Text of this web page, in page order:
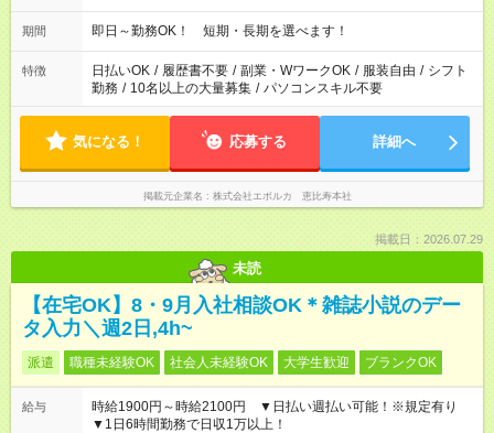
期間 即日～勤務OK！ 短期・長期を選べます！
特徴 日払いOK / 履歴書不要 / 副業・WワークOK / 服装自由 / シフト
勤務 / 10名以上の大量募集 / パソコンスキル不要
気になる！ 応募する 詳細へ
掲載元企業名 株式会社エボルカ 恵比寿本社
掲載日：2026.07.29
未読
【在宅OK】8・9月入社相談OK＊雑誌小説のデー
タ入力＼週2日,4h~
派遣 職種未経験OK 社会人未経験OK 大学生歓迎 ブランクOK
給与
時給1900円～時給2100円 ▼日払い週払い可能！※規定有り
▼1日6時間勤務で日収1万以上！